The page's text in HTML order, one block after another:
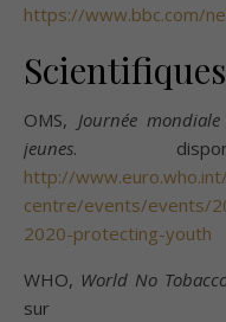
https://www.bbc.com/
OMS, Journée
jeunes.
http://
centre/events/events/
2020-protecting-youth
WHO, World No
sur